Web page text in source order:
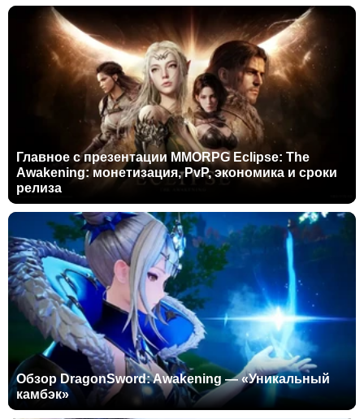
Главное с презентации MMORPG Eclipse: The
Awakening: монетизация, PvP, экономика и сроки
релиза
Обзор DragonSword: Awakening — «Уникальный
камбэк»